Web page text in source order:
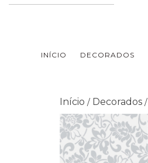
INÍCIO DECORADOS
Início / Decorados /